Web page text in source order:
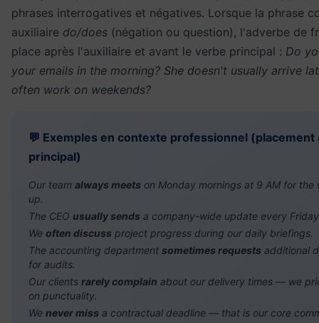
phrases interrogatives et négatives. Lorsque la phrase
auxiliaire do/does (négation ou question), l'adverbe de
place après l'auxiliaire et avant le verbe principal : Do
your emails in the morning? She doesn't usually arrive
often work on weekends?
💬 Exemples en contexte professionnel (placement
principal)
Our team always meets on Monday mornings at 9 AM for the
up.
The CEO usually sends a company-wide update every
We often discuss project progress during our daily briefings.
The accounting department sometimes requests additional
for audits.
Our clients rarely complain about our delivery times — we
on punctuality.
We never miss a contractual deadline — that is our core